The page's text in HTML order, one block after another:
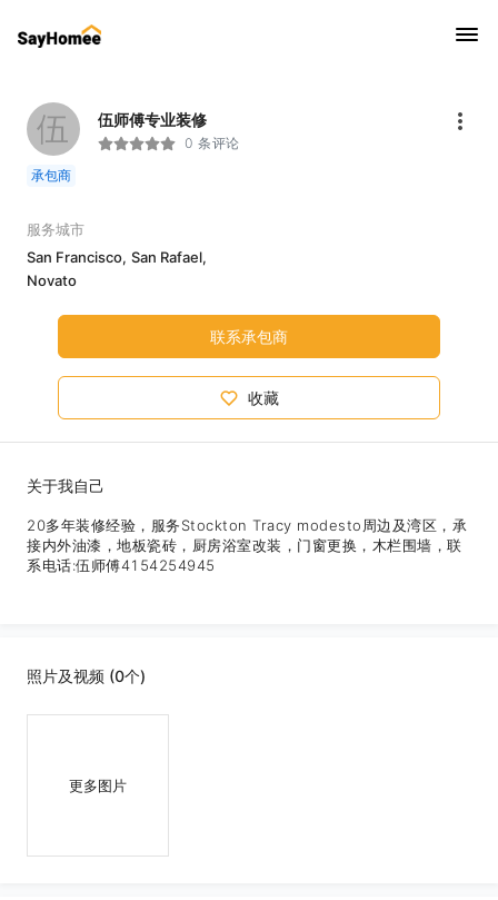
伍 伍师傅专业装修
0 条评论
承包商
服务城市
San Francisco, San Rafael,
Novato
联系承包商
收藏
关于我自己
20多年装修经验，服务Stockton Tracy modesto周边及湾区，承
接内外油漆，地板瓷砖，厨房浴室改装，门窗更换，木栏围墙，联
系电话:伍师傅4154254945
照片及视频 (0个)
更多图片